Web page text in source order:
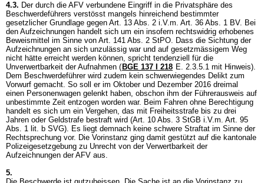
4.3. Der durch die AFV verbundene Eingriff in die Privatsphäre des
Beschwerdeführers verstösst mangels hinreichend bestimmter
gesetzlicher Grundlage gegen Art. 13 Abs. 2 i.V.m. Art. 36 Abs. 1 BV. Bei
den Aufzeichnungen handelt sich um ein insofern rechtswidrig erhobenes
Beweismittel im Sinne von Art. 141 Abs. 2 StPO. Dass die Sichtung der
Aufzeichnungen an sich unzulässig war und auf gesetzmässigem Weg
nicht hätte erreicht werden können, spricht tendenziell für die
Unverwertbarkeit der Aufnahmen ( BGE 137 I 218 E. 2.3.5.1 mit Hinweis).
Dem Beschwerdeführer wird zudem kein schwerwiegendes Delikt zum
Vorwurf gemacht. So soll er im Oktober und Dezember 2016 dreimal
einen Personenwagen gelenkt haben, obschon ihm der Führerausweis auf
unbestimmte Zeit entzogen worden war. Beim Fahren ohne Berechtigung
handelt es sich um ein Vergehen, das mit Freiheitsstrafe bis zu drei
Jahren oder Geldstrafe bestraft wird (Art. 10 Abs. 3 StGB i.V.m. Art. 95
Abs. 1 lit. b SVG). Es liegt demnach keine schwere Straftat im Sinne der
Rechtsprechung vor. Die Vorinstanz ging damit gestützt auf die kantonale
Polizeigesetzgebung zu Unrecht von der Verwertbarkeit der
Aufzeichnungen der AFV aus.
5.